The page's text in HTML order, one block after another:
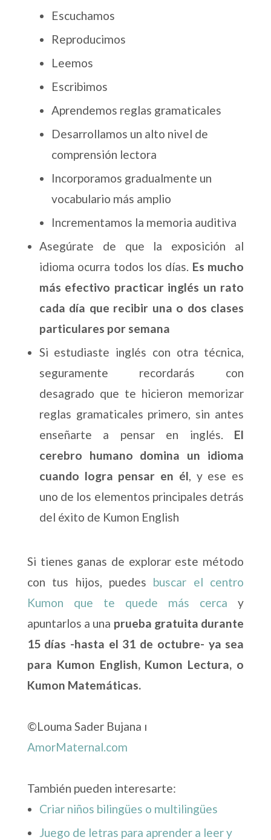
Escuchamos
Reproducimos
Leemos
Escribimos
Aprendemos reglas gramaticales
Desarrollamos un alto nivel de
comprensión lectora
Incorporamos gradualmente un
vocabulario más amplio
Incrementamos la memoria auditiva
Asegúrate de que la exposición al
idioma ocurra todos los días. Es mucho
más efectivo practicar inglés un rato
cada día que recibir una o dos clases
particulares por semana
Si estudiaste inglés con otra técnica,
seguramente recordarás con
desagrado que te hicieron memorizar
reglas gramaticales primero, sin antes
enseñarte a pensar en inglés. El
cerebro humano domina un idioma
cuando logra pensar en él, y ese es
uno de los elementos principales detrás
del éxito de Kumon English
Si tienes ganas de explorar este método
con tus hijos, puedes buscar el centro
Kumon que te quede más cerca y
apuntarlos a una prueba gratuita durante
15 días -hasta el 31 de octubre- ya sea
para Kumon English, Kumon Lectura, o
Kumon Matemáticas.
©Louma Sader Bujana ı
AmorMaternal.com
También pueden interesarte:
Criar niños bilingües o multilingües
Juego de letras para aprender a leer y